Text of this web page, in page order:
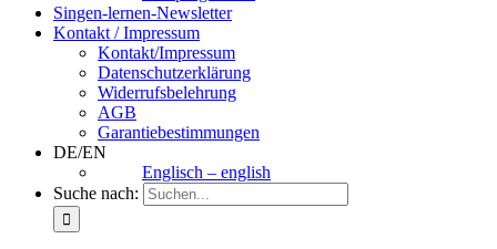
Singen-lernen-Newsletter
Kontakt / Impressum
Kontakt/Impressum
Datenschutzerklärung
Widerrufsbelehrung
AGB
Garantiebestimmungen
DE/EN
Englisch – english
Suche nach: